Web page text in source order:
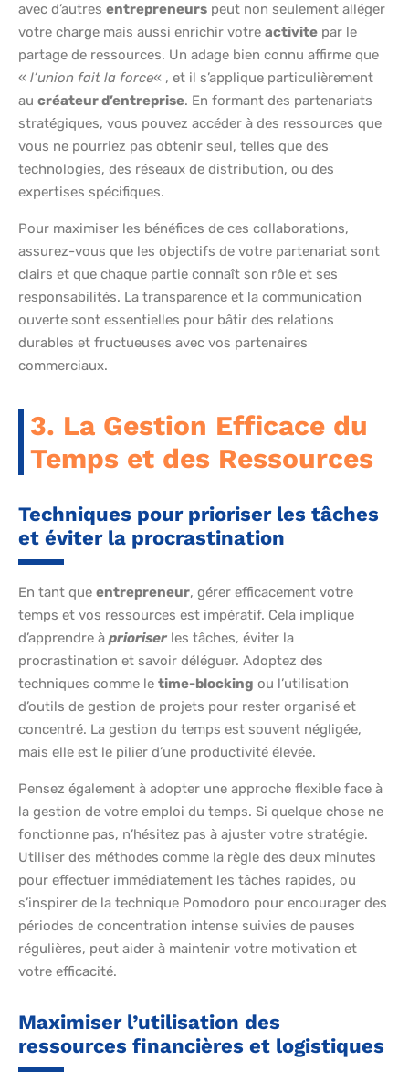
avec d’autres entrepreneurs peut non seulement alléger
votre charge mais aussi enrichir votre activite par le
partage de ressources. Un adage bien connu affirme que
« l’union fait la force« , et il s’applique particulièrement
au créateur d’entreprise. En formant des partenariats
stratégiques, vous pouvez accéder à des ressources que
vous ne pourriez pas obtenir seul, telles que des
technologies, des réseaux de distribution, ou des
expertises spécifiques.
Pour maximiser les bénéfices de ces collaborations,
assurez-vous que les objectifs de votre partenariat sont
clairs et que chaque partie connaît son rôle et ses
responsabilités. La transparence et la communication
ouverte sont essentielles pour bâtir des relations
durables et fructueuses avec vos partenaires
commerciaux.
3. La Gestion Efficace du
Temps et des Ressources
Techniques pour prioriser les tâches
et éviter la procrastination
En tant que entrepreneur, gérer efficacement votre
temps et vos ressources est impératif. Cela implique
d’apprendre à prioriser les tâches, éviter la
procrastination et savoir déléguer. Adoptez des
techniques comme le time-blocking ou l’utilisation
d’outils de gestion de projets pour rester organisé et
concentré. La gestion du temps est souvent négligée,
mais elle est le pilier d’une productivité élevée.
Pensez également à adopter une approche flexible face à
la gestion de votre emploi du temps. Si quelque chose ne
fonctionne pas, n’hésitez pas à ajuster votre stratégie.
Utiliser des méthodes comme la règle des deux minutes
pour effectuer immédiatement les tâches rapides, ou
s’inspirer de la technique Pomodoro pour encourager des
périodes de concentration intense suivies de pauses
régulières, peut aider à maintenir votre motivation et
votre efficacité.
Maximiser l’utilisation des
ressources financières et logistiques